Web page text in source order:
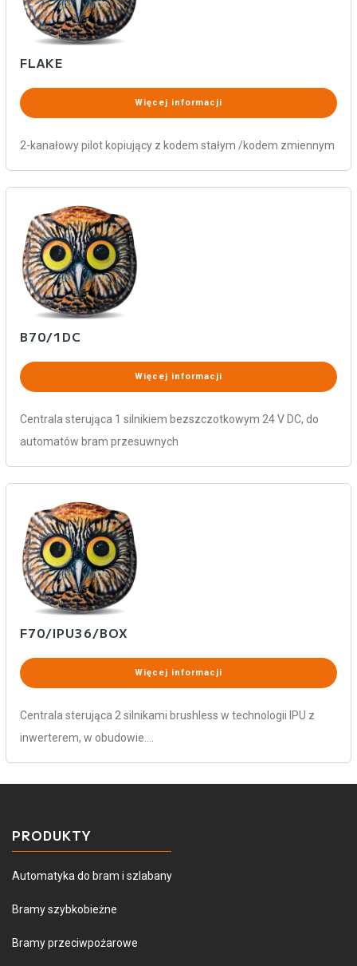
FLAKE
Więcej informacji
2-kanałowy pilot kopiujący z kodem stałym /kodem zmiennym
B70/1DC
Więcej informacji
Centrala sterująca 1 silnikiem bezszczotkowym 24 V DC, do
automatów bram przesuwnych
F70/IPU36/BOX
Więcej informacji
Centrala sterująca 2 silnikami brushless w technologii IPU z
inwerterem, w obudowie.…
PRODUKTY
Automatyka do bram i szlabany
Bramy szybkobieżne
Bramy przeciwpożarowe